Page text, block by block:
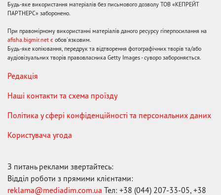
Будь-яке використання матеріалів без письмового дозволу ТОВ «КЕПРЕЙТ
ПАРТНЕРС» заборонено.
При правомірному використанні матеріалів даного ресурсу гіперпосилання на
afisha.bigmir.net є обов'язковим.
Будь-яке копіювання, передрук та відтворення фотографічних творів та/або
аудіовізуальних творів правовласника Getty Images - суворо забороняється.
Редакція
Наші контакти та схема проїзду
Політика у сфері конфіденційності та персональних даних
Користувача угода
З питань реклами звертайтесь:
Відділ роботи з прямими клієнтами:
reklama@mediadim.com.ua Тел: +38 (044) 207-33-05, +38